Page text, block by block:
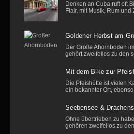
Denken an Cuba ruft oft
Flair, mit Musik, Rum und
Goldener Herbst am
Der Große Ahornboden
gehört zweifellos zu den
Mit dem Bike zur
Die Pfeishütte ist vielen
ein bekannter Ort,
Seebensee &
Ohne übertrieben zu
gehören zweifellos zu